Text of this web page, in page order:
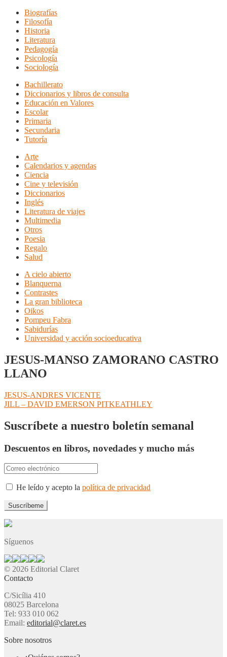
Biografías
Filosofía
Historia
Literatura
Pedagogía
Psicología
Sociología
Bachillerato
Diccionarios y libros de consulta
Educación en Valores
Escolar
Primaria
Secundaria
Tutoría
Arte
Calendarios y agendas
Ciencia
Cine y televisión
Diccionarios
Inglés
Literatura de viajes
Multimedia
Otros
Poesia
Regalo
Salud
A cielo abierto
Blanquerna
Contrastes
La gran biblioteca
Oikos
Pompeu Fabra
Sabidurías
Universidad y acción socioeducativa
JESUS-MANSO ZAMORANO CASTRO
LLANO
Navegación
de
entradas
Anterior:
JESUS-ANDRES VICENTE
Siguiente:
JILL – DAVID EMERSON PITKEATHLEY
Suscríbete a nuestro boletín semanal
Descuentos en libros, novedades y mucho más
He leído y acepto la política de privacidad
Síguenos
© 2026 Editorial Claret
Contacto
C/Sicília 410
08025 Barcelona
Tel: 933 010 062
Email: editorial@claret.es
Sobre nosotros